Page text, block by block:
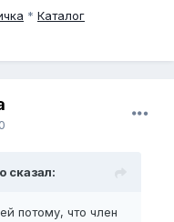
* Каталог
сказал:
потому, что член